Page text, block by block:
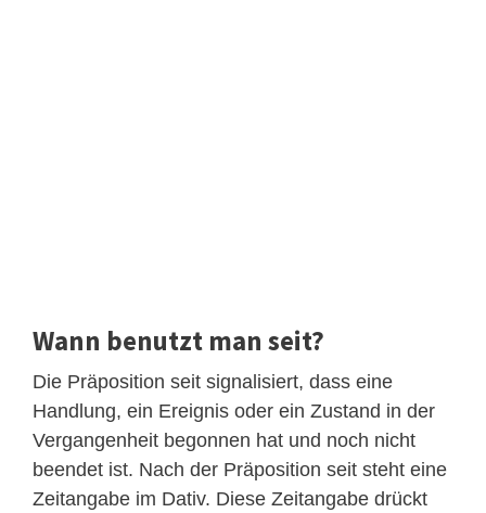
Wann benutzt man seit?
Die Präposition seit signalisiert, dass eine
Handlung, ein Ereignis oder ein Zustand in der
Vergangenheit begonnen hat und noch nicht
beendet ist. Nach der Präposition seit steht eine
Zeitangabe im Dativ. Diese Zeitangabe drückt